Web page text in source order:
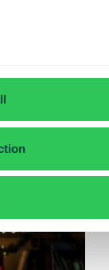
kontroll